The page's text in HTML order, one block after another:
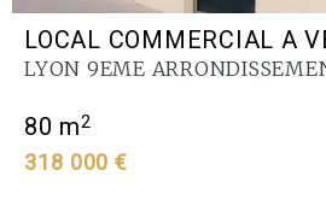
LOCAL COMMERCIAL A
LYON 9EME
80 m2
318 000 €